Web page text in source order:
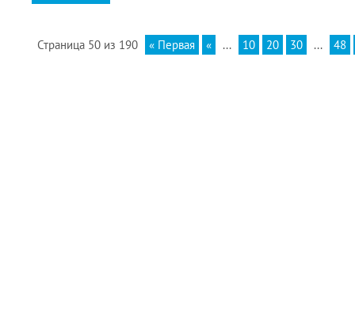
Страница 50 из 190 « Первая « ... 10 20 30 ... 48